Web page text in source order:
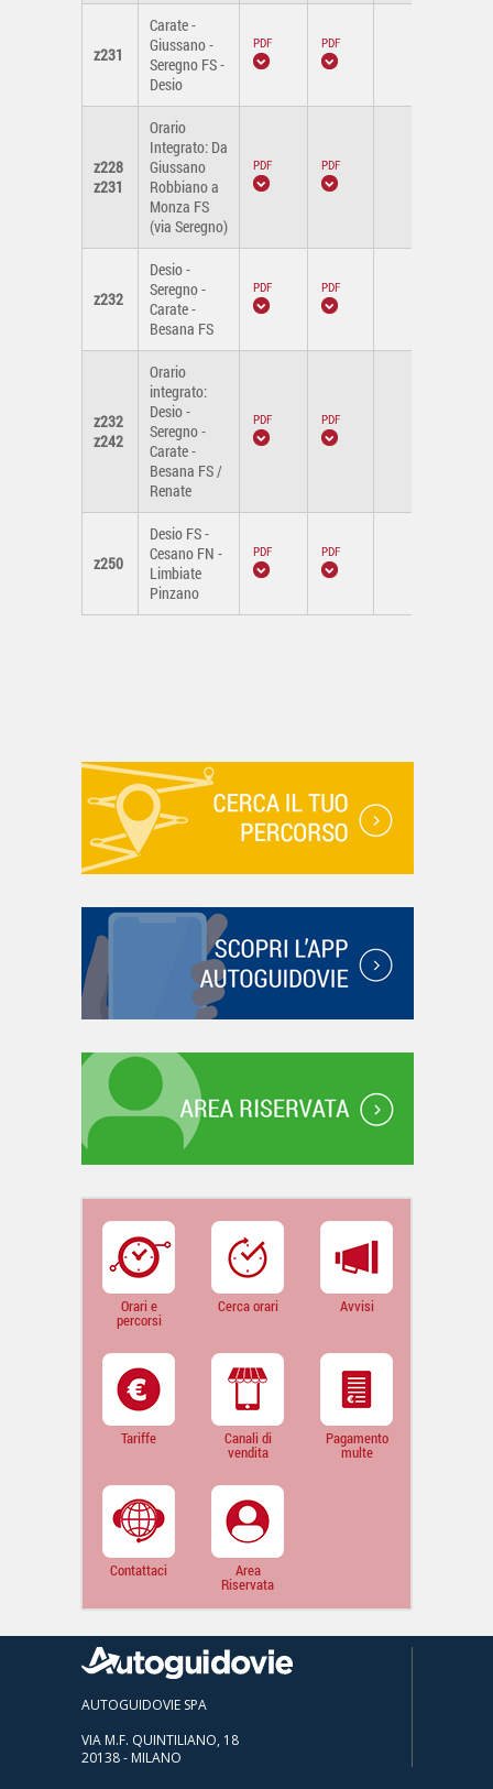
z231
Carate -
Giussano -
Seregno FS -
Desio
z228
z231
Orario
Integrato: Da
Giussano
Robbiano a
Monza FS
(via Seregno)
z232
Desio -
Seregno -
Carate -
Besana FS
z232
z242
Orario
integrato:
Desio -
Seregno -
Carate -
Besana FS /
Renate
z250
Desio FS -
Cesano FN -
Limbiate
Pinzano
Orari e
percorsi
Cerca orari Avvisi
Tariffe Canali di
vendita
Pagamento
multe
Contattaci Area
Riservata
AUTOGUIDOVIE SPA
VIA M.F. QUINTILIANO, 18
20138 - MILANO